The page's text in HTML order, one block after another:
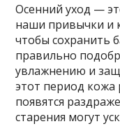
Осенний уход —
наши привычки и
чтобы сохранить
правильно
увлажнению и
этот период кожа
появятся
старения могут